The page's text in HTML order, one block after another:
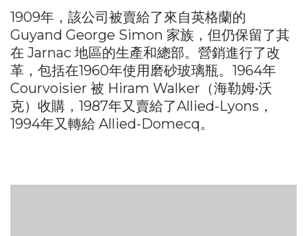
1909年，該公司被賣給了來自英格蘭的
Guyand George Simon 家族，但仍保留了其
在 Jarnac 地區的生產和總部。營銷進行了改
革，包括在1960年使用磨砂玻璃瓶。1964年
Courvoisier 被 Hiram Walker（海勒姆•沃
克）收購，1987年又賣給了Allied-Lyons，
1994年又轉給 Allied-Domecq。